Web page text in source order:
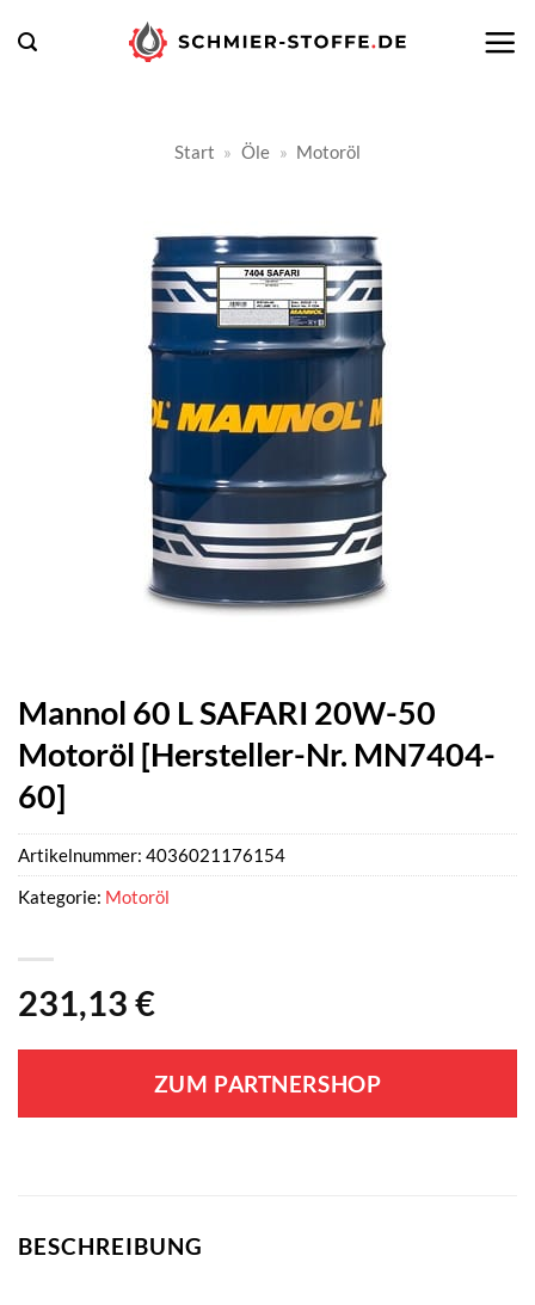
Inhalt
Start » Öle » Motoröl
Mannol 60 L SAFARI 20W-50
Motoröl [Hersteller-Nr. MN7404-
60]
231,13 €
ZUM PARTNERSHOP
Artikelnummer: 4036021176154
Kategorie: Motoröl
BESCHREIBUNG